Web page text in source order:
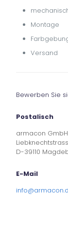
Montage
Versand
Bewerben Sie
Postalisch
armacon GmbH
D-39110
E-Mail